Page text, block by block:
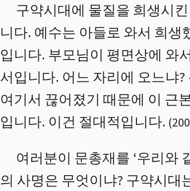
구약시대에 물질을 희생시
니다. 예수는 아들로 와서 희
입니다. 부모님이 평면상에 와
서입니다. 어느 자리에 오느냐
여기서 끊어졌기 때문에 이 근
입니다. 이건 절대적입니다. (200
여러분이 문총재를 ‘우리와
의 사명은 무엇이냐? 구약시